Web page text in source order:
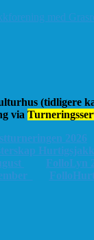
(tidligere
via
2026
FolloLyn